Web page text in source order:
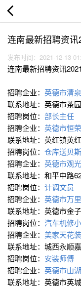
连南最新招聘资
发布时间：2021-12-13
连南最新招聘资讯
招聘企业： 英德市清
联系地址：英德市茶
招聘岗位： 部长主任
招聘企业： 英德市恒
联系地址：英红镇英
招聘岗位： 仓库送贝斯
招聘企业： 英德市观
联系地址：和平中路
招聘岗位： 计调文员
招聘企业： 英德市万
联系地址：英德市金
招聘岗位： 汽车机修
招聘企业： 美家天花
联系地址：城西永顺
招聘岗位： 安装师傅
招聘企业： 英德市山
联系地址：英德市英